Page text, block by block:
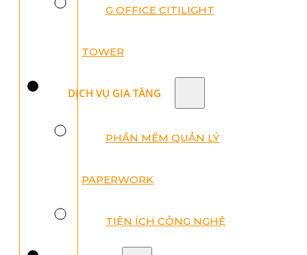
G OFFICE CITILIGHT
TOWER
DỊCH VỤ GIA TĂNG
PHẦN MỀM QUẢN LÝ
PAPERWORK
TIỆN ÍCH CÔNG NGHỆ